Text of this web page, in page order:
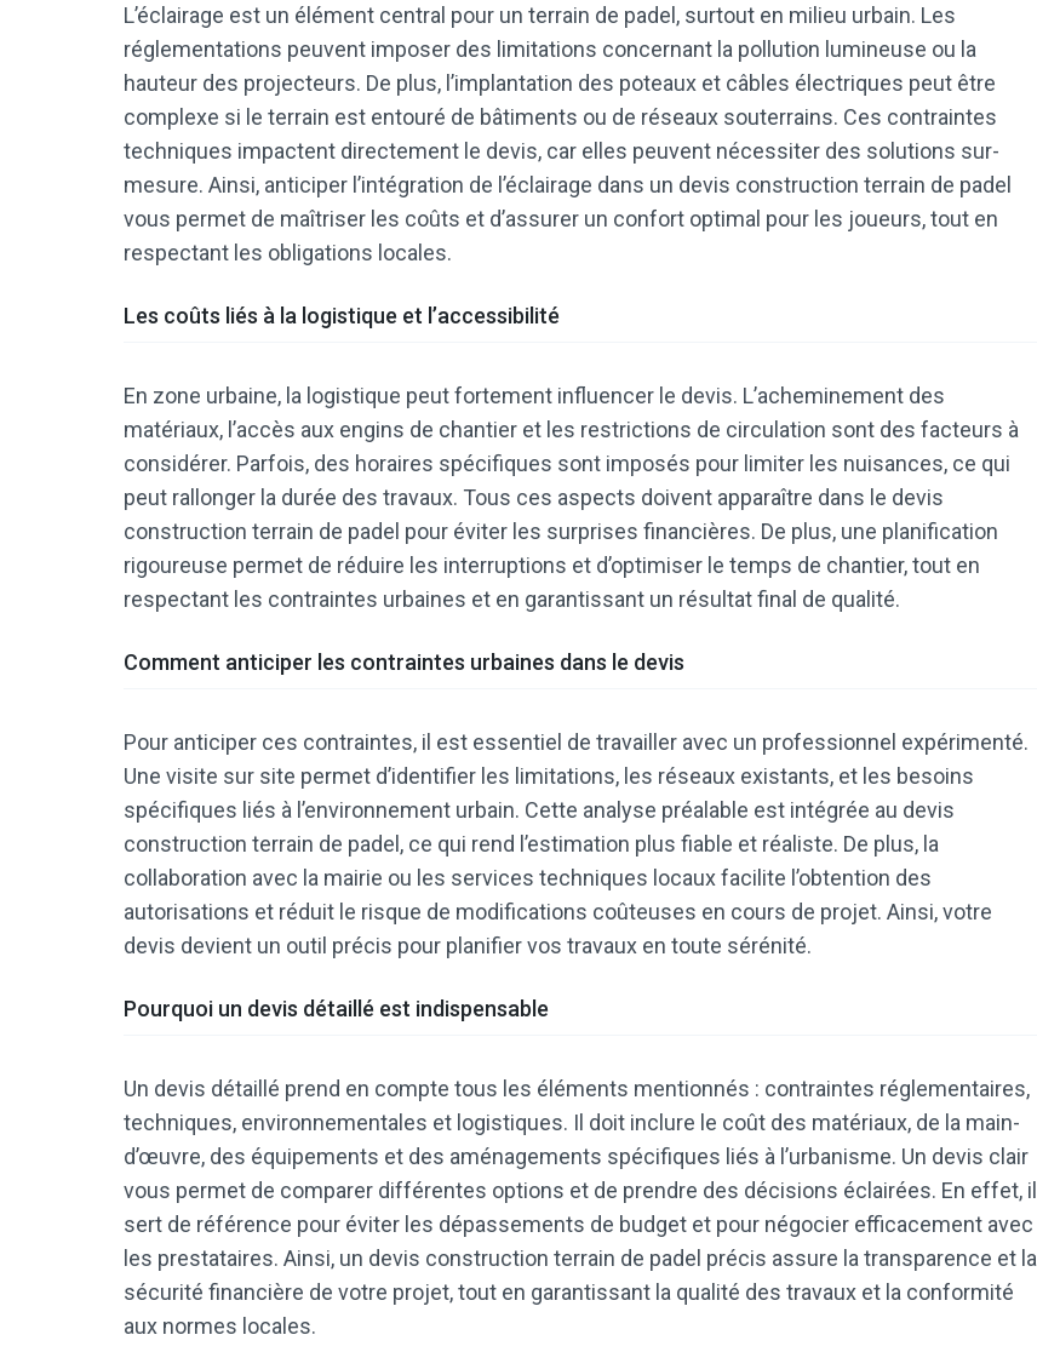
L’éclairage est un élément central pour un terrain de padel, surtout en milieu urbain. Les
réglementations peuvent imposer des limitations concernant la pollution lumineuse ou la
hauteur des projecteurs. De plus, l’implantation des poteaux et câbles électriques peut être
complexe si le terrain est entouré de bâtiments ou de réseaux souterrains. Ces contraintes
techniques impactent directement le devis, car elles peuvent nécessiter des solutions sur-
mesure. Ainsi, anticiper l’intégration de l’éclairage dans un devis construction terrain de padel
vous permet de maîtriser les coûts et d’assurer un confort optimal pour les joueurs, tout en
respectant les obligations locales.
Les coûts liés à la logistique et l’accessibilité
En zone urbaine, la logistique peut fortement influencer le devis. L’acheminement des
matériaux, l’accès aux engins de chantier et les restrictions de circulation sont des facteurs à
considérer. Parfois, des horaires spécifiques sont imposés pour limiter les nuisances, ce qui
peut rallonger la durée des travaux. Tous ces aspects doivent apparaître dans le devis
construction terrain de padel pour éviter les surprises financières. De plus, une planification
rigoureuse permet de réduire les interruptions et d’optimiser le temps de chantier, tout en
respectant les contraintes urbaines et en garantissant un résultat final de qualité.
Comment anticiper les contraintes urbaines dans le devis
Pour anticiper ces contraintes, il est essentiel de travailler avec un professionnel expérimenté.
Une visite sur site permet d’identifier les limitations, les réseaux existants, et les besoins
spécifiques liés à l’environnement urbain. Cette analyse préalable est intégrée au devis
construction terrain de padel, ce qui rend l’estimation plus fiable et réaliste. De plus, la
collaboration avec la mairie ou les services techniques locaux facilite l’obtention des
autorisations et réduit le risque de modifications coûteuses en cours de projet. Ainsi, votre
devis devient un outil précis pour planifier vos travaux en toute sérénité.
Pourquoi un devis détaillé est indispensable
Un devis détaillé prend en compte tous les éléments mentionnés : contraintes réglementaires,
techniques, environnementales et logistiques. Il doit inclure le coût des matériaux, de la main-
d’œuvre, des équipements et des aménagements spécifiques liés à l’urbanisme. Un devis clair
vous permet de comparer différentes options et de prendre des décisions éclairées. En effet, il
sert de référence pour éviter les dépassements de budget et pour négocier efficacement avec
les prestataires. Ainsi, un devis construction terrain de padel précis assure la transparence et la
sécurité financière de votre projet, tout en garantissant la qualité des travaux et la conformité
aux normes locales.